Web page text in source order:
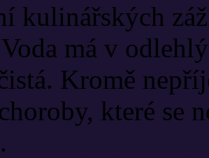
kulinářských
má v
Kromě
které se